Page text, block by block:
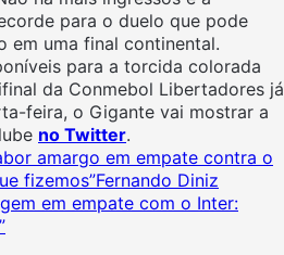
para o duelo que pode
em uma final continental.
para a torcida colorada
da Conmebol Libertadores já
feira, o Gigante vai mostrar a
no Twitter.
amargo em empate contra o
fizemos”Fernando Diniz
em empate com o Inter: